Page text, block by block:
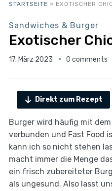
STARTSEITE » EXOTISCHER
Sandwiches & Burger
Exotischer
17. März 2023 0 comments
Direkt zum Rezept
Burger wird häufig mit
verbunden und Fast Food
kann ich so nicht stehen
macht immer die Menge
ein frisch zubereiteter
als ungesund. Also lasst